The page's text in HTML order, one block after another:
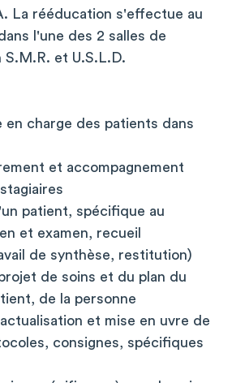
La rééducation s'effectue au
l'une des 2 salles de
S.M.R. et U.S.L.D.
en charge des patients dans
et accompagnement
patient, spécifique au
et examen, recueil
de synthèse, restitution)
de soins et du plan du
de la personne
et mise en uvre de
consignes, spécifiques